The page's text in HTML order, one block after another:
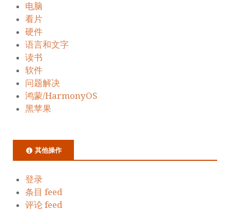
电脑
看片
硬件
语言和文字
读书
软件
问题解决
鸿蒙/HarmonyOS
黑苹果
其他操作
登录
条目 feed
评论 feed